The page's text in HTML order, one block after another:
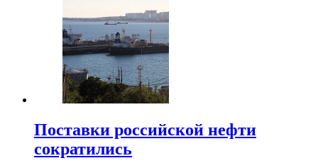
Поставки российской нефти
сократились